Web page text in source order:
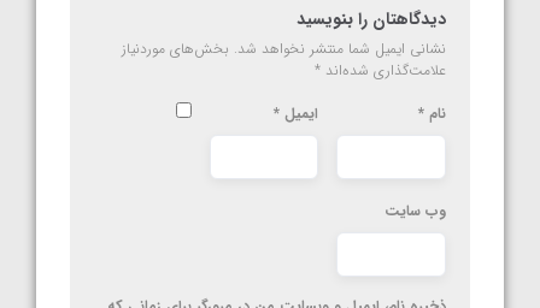
دیدگاهتان را بنویسید
نشانی ایمیل شما منتشر نخواهد شد. بخش‌های موردنیاز
علامت‌گذاری شده‌اند *
نام * ایمیل *
وب‌ سایت